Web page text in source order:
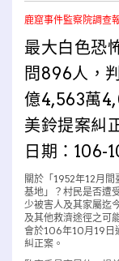
鹿窟事件監察院調查
最大白色恐
問896人，
億4,563萬
美鈴提案糾
日期：106-
關於「1952年12月
基地」？村民是否遭
少被害人及其家屬迄
及其他救濟途徑之可
會於106年10月19日
糾正案。